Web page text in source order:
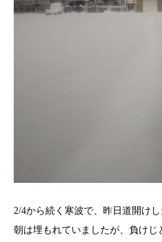
2/4から続く寒波で、昨日道開け
朝は埋もれていましたが、負け